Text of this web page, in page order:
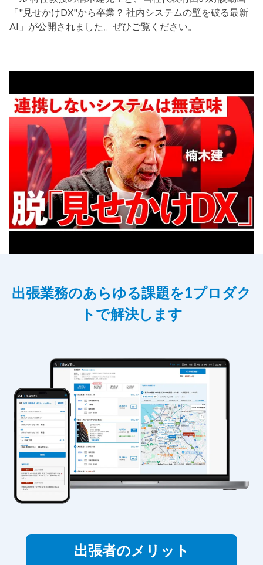
「"見せかけDX"から卒業？ 社内システムの壁を破る最新
AI」が公開されました。ぜひご覧ください。
出張業務のあらゆる課題を1プロダク
トで解決します
出張者のメリット